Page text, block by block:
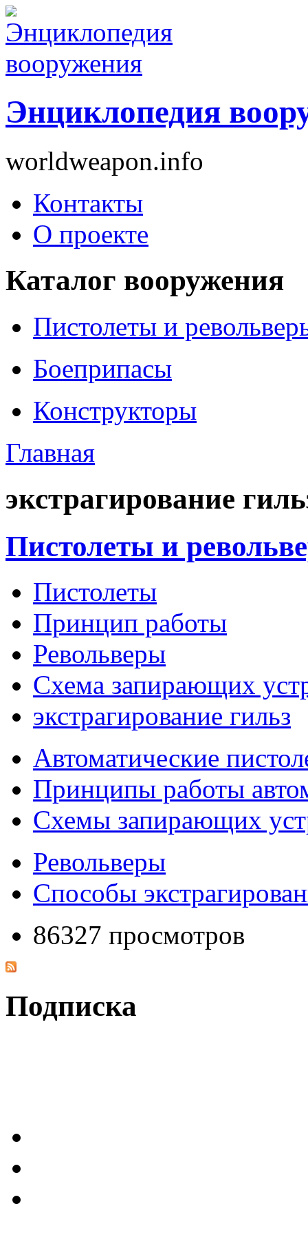
Энциклопедия
worldweapon.info
Контакты
О проекте
Каталог вооружения
Пистолеты и
Боеприпасы
Конструкторы
Главная
экстрагирование
Пистолеты и
Пистолеты
Принцип работы
Револьверы
Схема запирающих
экстрагирование гильз
Автоматические
Принципы работы
Схемы запирающих
Револьверы
Способы
86327 просмотров
Подписка